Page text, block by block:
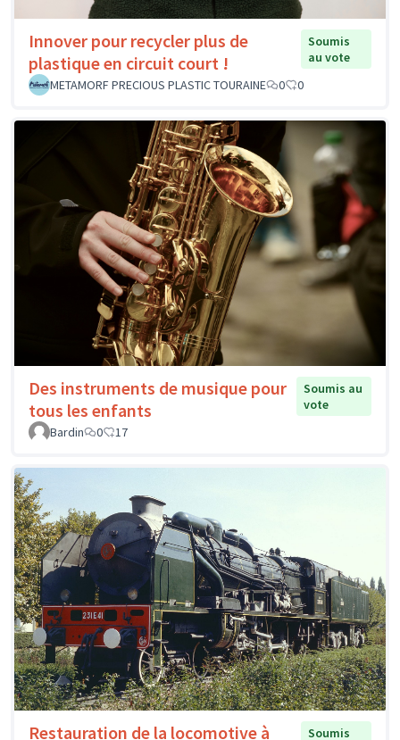
Innover pour recycler plus de
plastique en circuit court !
Soumis
au vote
METAMORF PRECIOUS PLASTIC TOURAINE
0 0
Des instruments de musique pour
tous les enfants
Soumis au
vote
Bardin
0 17
Restauration de la locomotive à Soumis